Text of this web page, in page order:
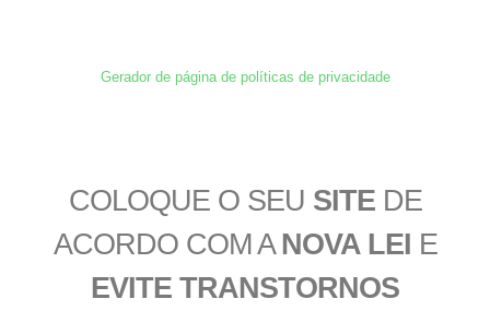
Gerador de página de políticas de privacidade
COLOQUE O SEU SITEDE
ACORDO COM ANOVA LEI E
EVITE TRANSTORNOS